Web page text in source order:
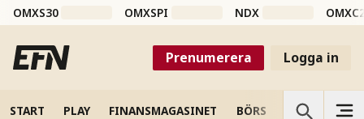
OMXS30 OMXSPI NDX
Prenumerera Logga in
START PLAY FINANSMAGASINET BÖRS VETENSKAP